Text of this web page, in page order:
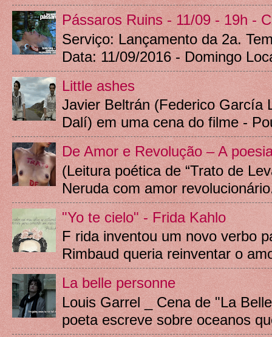
Pássaros Ruins - 11/09 - 19h -
Serviço: Lançamento da 2a.
Data: 11/09/2016 - Domingo
Little ashes
Javier Beltrán (Federico García
Dalí) em uma cena do filme -
De Amor e Revolução – A
(Leitura poética de “Trato de
Neruda com amor
"Yo te cielo" - Frida Kahlo
F rida inventou um novo verbo
Rimbaud queria reinventar o
La belle personne
Louis Garrel _ Cena de "La
poeta escreve sobre oceanos